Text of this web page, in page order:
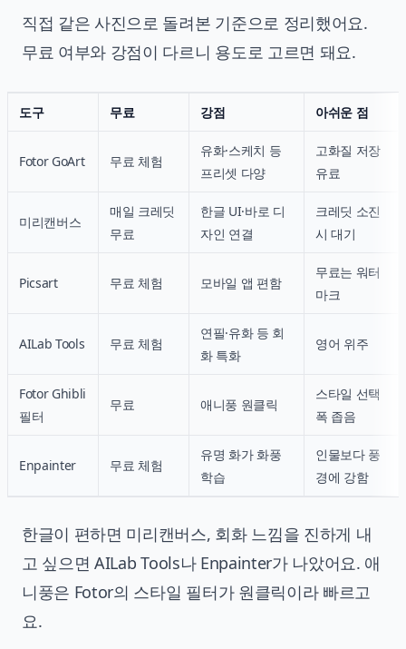
직접 같은 사진으로 돌려본 기준으로 정리했어요.
무료 여부와 강점이 다르니 용도로 고르면 돼요.
도구 무료 강점 아쉬운 점
Fotor GoArt 무료 체험
유화·스케치 등
프리셋 다양
고화질 저장
유료
미리캔버스
매일 크레딧
무료
한글 UI·바로 디
자인 연결
크레딧 소진
시 대기
Picsart 무료 체험 모바일 앱 편함
무료는 워터
마크
AILab Tools 무료 체험
연필·유화 등 회
화 특화
영어 위주
Fotor Ghibli
필터
무료 애니풍 원클릭
스타일 선택
폭 좁음
Enpainter 무료 체험
유명 화가 화풍
학습
인물보다 풍
경에 강함
한글이 편하면 미리캔버스, 회화 느낌을 진하게 내
고 싶으면 AILab Tools나 Enpainter가 나았어요. 애
니풍은 Fotor의 스타일 필터가 원클릭이라 빠르고
요.